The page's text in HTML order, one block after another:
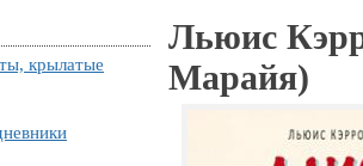
крылатые
Льюис
Марайя)